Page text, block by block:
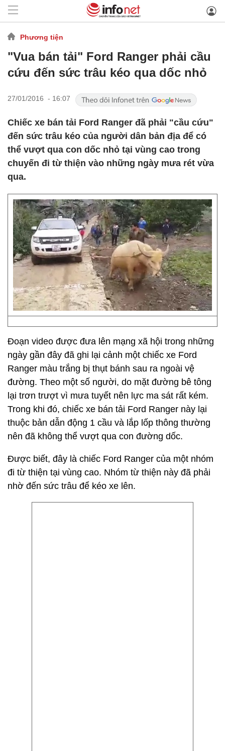
Phương tiện
"Vua bán tải" Ford Ranger phải cầu
cứu đến sức trâu kéo qua dốc nhỏ
27/01/2016 - 16:07
Chiếc xe bán tải Ford Ranger đã phải "cầu cứu"
đến sức trâu kéo của người dân bản địa để có
thể vượt qua con dốc nhỏ tại vùng cao trong
chuyến đi từ thiện vào những ngày mưa rét vừa
qua.
Đoạn video được đưa lên mạng xã hội trong những
ngày gần đây đã ghi lại cảnh một chiếc xe Ford
Ranger màu trắng bị thụt bánh sau ra ngoài vệ
đường. Theo một số người, do mặt đường bê tông
lại trơn trượt vì mưa tuyết nên lực ma sát rất kém.
Trong khi đó, chiếc xe bán tải Ford Ranger này lại
thuộc bản dẫn động 1 cầu và lắp lốp thông thường
nên đã không thể vượt qua con đường dốc.
Được biết, đây là chiếc Ford Ranger của một nhóm
đi từ thiện tại vùng cao. Nhóm từ thiện này đã phải
nhờ đến sức trâu để kéo xe lên.